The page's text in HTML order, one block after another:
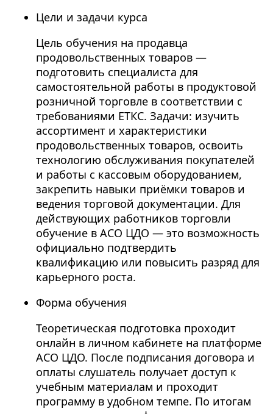
Цели и задачи курса
Цель обучения на продавца
продовольственных товаров —
подготовить специалиста для
самостоятельной работы в продуктовой
розничной торговле в соответствии с
требованиями ЕТКС. Задачи: изучить
ассортимент и характеристики
продовольственных товаров, освоить
технологию обслуживания покупателей
и работы с кассовым оборудованием,
закрепить навыки приёмки товаров и
ведения торговой документации. Для
действующих работников торговли
обучение в АСО ЦДО — это возможность
официально подтвердить
квалификацию или повысить разряд для
карьерного роста.
Форма обучения
Теоретическая подготовка проходит
онлайн в личном кабинете на платформе
АСО ЦДО. После подписания договора и
оплаты слушатель получает доступ к
учебным материалам и проходит
программу в удобном темпе. По итогам